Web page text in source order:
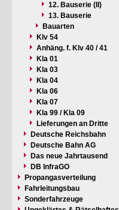
12. Bauserie (II)
13. Bauserie
Bauarten
Klv 54
Anhäng. f. Klv 40 / 41
Kla 01
Kla 03
Kla 04
Kla 06
Kla 07
Kla 99 / Kla 09
Lieferungen an Dritte
Deutsche Reichsbahn
Deutsche Bahn AG
Das neue Jahrtausend
DB InfraGO
Propangasverteilung
Fahrleitungsbau
Sonderfahrzeuge